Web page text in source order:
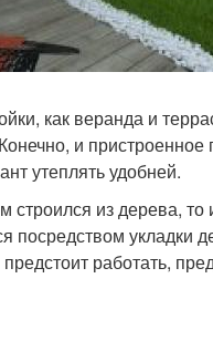
как веранда и
и
утеплять удобней.
строился из дерева,
укладки
работать,